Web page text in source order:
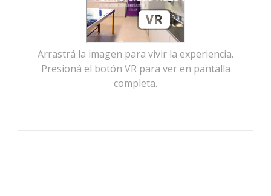
Arrastrá la imagen para vivir la experiencia.
Presioná el botón VR para ver en pantalla
completa.